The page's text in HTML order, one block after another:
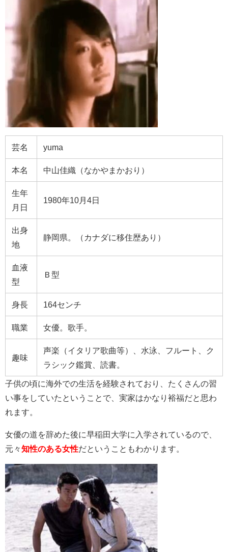
芸名 yuma
本名 中山佳織（なかやまかおり）
生年
月日
1980年10月4日
出身
地
静岡県。（カナダに移住歴あり）
血液
型
Ｂ型
身長 164センチ
職業 女優。歌手。
趣味
声楽 （イタリア歌曲等）、 水泳 フルート
ク
ラシック鑑賞、 読書
子供の頃に海外での生活を経験されており、たくさんの習
い事をしていたということで、実家はかなり裕福だと思わ
れます。
女優の道を辞めた後に早稲田大学に入学されているので、
元々知性のある女性だということもわかります。